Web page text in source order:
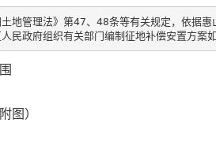
地管理法》第47、48条等有关规定，依据
民政府组织有关部门编制征地补偿安置方案如
图）